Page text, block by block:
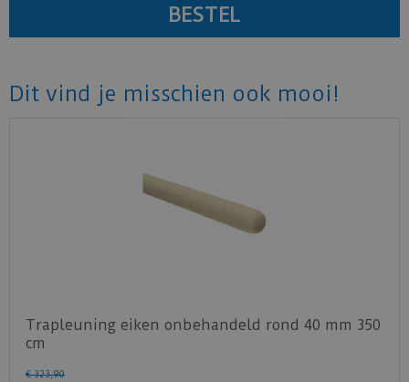
Dit vind je misschien ook mooi!
Trapleuning eiken onbehandeld rond 40 mm 350
cm
€ 323,90